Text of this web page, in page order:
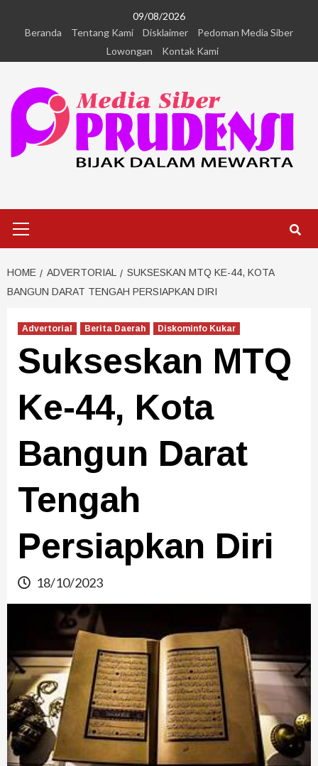
09/08/2026
Beranda
Tentang Kami Disklaimer
Pedoman Media Siber
Lowongan
Kontak Kami
HOME ADVERTORIAL
SUKSESKAN MTQ KE-44, KOTA
BANGUN DARAT TENGAH PERSIAPKAN DIRI
Advertorial Berita Daerah Diskominfo Kukar
Sukseskan MTQ
Ke-44, Kota
Bangun Darat
Tengah
Persiapkan Diri
18/10/2023